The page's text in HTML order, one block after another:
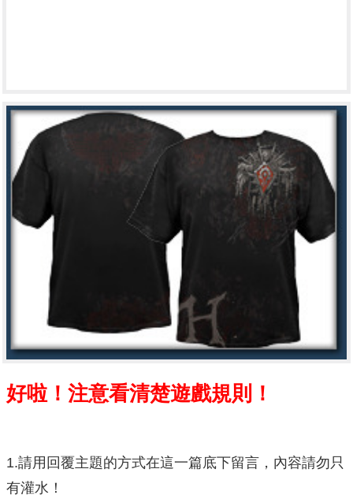
好啦！注意看清楚遊戲規則！
1.請用回覆主題的方式在這一篇底下留言，內容請勿只
有灌水！